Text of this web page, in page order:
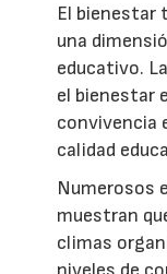
El bienestar
una
educativo.
el bienestar
convivencia
calidad
Numerosos
muestran
climas